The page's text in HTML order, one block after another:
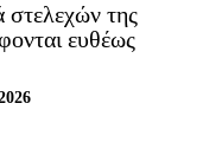
στελεχών της
ευθέως